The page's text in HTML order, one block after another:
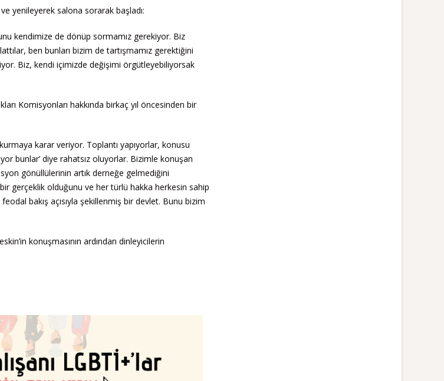
yenileyerek salona sorarak başladı:
kendimize de dönüp sormamız gerekiyor. Biz
ben bunları bizim de tartışmamız gerektiğini
Biz, kendi içimizde değişimi örgütleyebiliyorsak
Komisyonları hakkında birkaç yıl öncesinden bir
karar veriyor. Toplantı yapıyorlar, konusu
bunlar’ diye rahatsız oluyorlar. Bizimle konuşan
gönüllülerinin artık derneğe gelmediğini
gerçeklik olduğunu ve her türlü hakka herkesin sahip
bakış açısıyla şekillenmiş bir devlet. Bunu bizim
konuşmasının ardından dinleyicilerin